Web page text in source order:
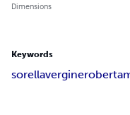
Dimensions
Keywords
sorellavergineroberta